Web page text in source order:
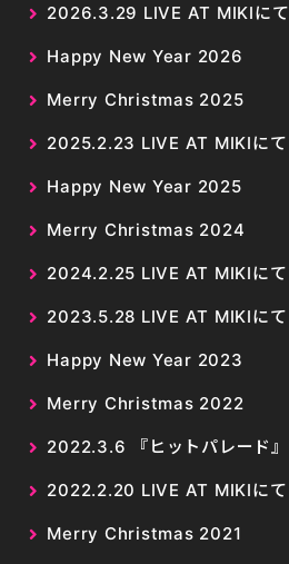
2026.3.29 LIVE AT MIKIにて
Happy New Year 2026
Merry Christmas 2025
2025.2.23 LIVE AT MIKIにて
Happy New Year 2025
Merry Christmas 2024
2024.2.25 LIVE AT MIKIにて
2023.5.28 LIVE AT MIKIにて
Happy New Year 2023
Merry Christmas 2022
2022.3.6 『ヒットパレード』
2022.2.20 LIVE AT MIKIにて
Merry Christmas 2021